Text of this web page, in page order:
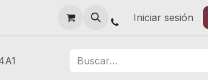
Iniciar sesión